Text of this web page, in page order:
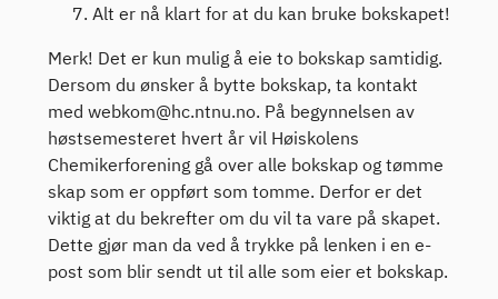
Alt er nå klart for at du kan bruke bokskapet!
Merk! Det er kun mulig å eie to bokskap samtidig.
Dersom du ønsker å bytte bokskap, ta kontakt
med webkom@hc.ntnu.no. På begynnelsen av
høstsemesteret hvert år vil Høiskolens
Chemikerforening gå over alle bokskap og tømme
skap som er oppført som tomme. Derfor er det
viktig at du bekrefter om du vil ta vare på skapet.
Dette gjør man da ved å trykke på lenken i en e-
post som blir sendt ut til alle som eier et bokskap.